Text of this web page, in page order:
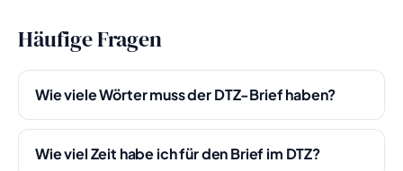
Häufige Fragen
Wie viele Wörter muss der DTZ-Brief haben?
Wie viel Zeit habe ich für den Brief im DTZ?